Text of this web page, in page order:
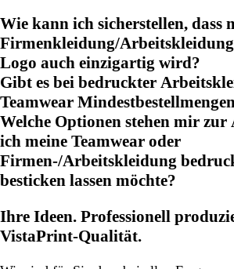
Wie kann ich sicherstellen, dass
Firmenkleidung/
Logo auch einzigartig wird?
Gibt es bei bedruckter
Teamwear
Welche Optionen stehen mir zur
ich meine Teamwear oder
Firmen-/Arbeitskleidung
besticken lassen möchte?
Ihre Ideen. Professionell
VistaPrint-Qualität.